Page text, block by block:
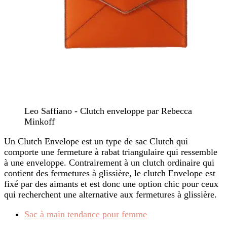
Leo Saffiano - Clutch enveloppe par Rebecca
Minkoff
Un Clutch Envelope est un type de sac Clutch qui
comporte une fermeture à rabat triangulaire qui ressemble
à une enveloppe. Contrairement à un clutch ordinaire qui
contient des fermetures à glissière, le clutch Envelope est
fixé par des aimants et est donc une option chic pour ceux
qui recherchent une alternative aux fermetures à glissière.
Sac à main tendance pour femme